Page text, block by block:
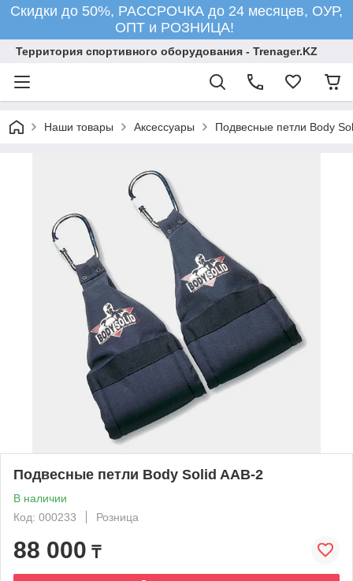
Скидки до 50%, РАССРОЧКА до 24 месяцев, ОУР,
ОПТ и РОЗНИЦА!
Территория спортивного оборудования - Trenager.KZ
Наши товары Аксессуары Подвесные петли Body
Подвесные петли Body Solid AAB-2
В наличии
Код: 000233
Розница
88 000 ₸